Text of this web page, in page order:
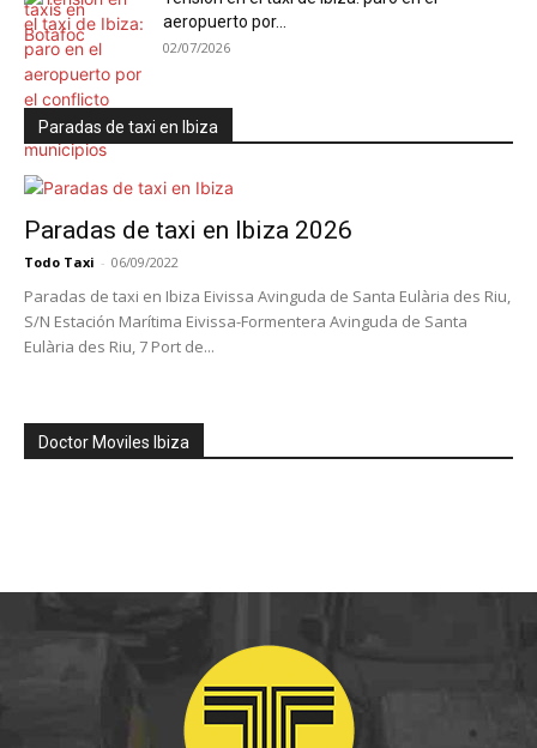
aeropuerto por...
02/07/2026
Paradas de taxi en Ibiza
Paradas de taxi en Ibiza 2026
Todo Taxi - 06/09/2022
Paradas de taxi en Ibiza Eivissa Avinguda de Santa Eulària des Riu,
S/N Estación Marítima Eivissa-Formentera Avinguda de Santa
Eulària des Riu, 7 Port de...
Doctor Moviles Ibiza